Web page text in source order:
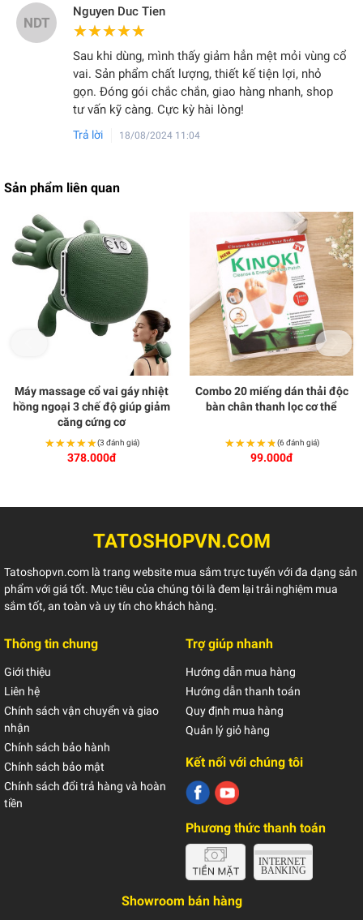
NDT
Nguyen Duc Tien
★★★★★
★★★★★
Sau khi dùng, mình thấy giảm hẳn mệt mỏi vùng cổ
vai. Sản phẩm chất lượng, thiết kế tiện lợi, nhỏ
gọn. Đóng gói chắc chắn, giao hàng nhanh, shop
tư vấn kỹ càng. Cực kỳ hài lòng!
Trả lời 18/08/2024 11:04
Sản phẩm liên quan
Máy massage cổ vai gáy nhiệt
hồng ngoại 3 chế độ giúp giảm
căng cứng cơ
★★★★★
★★★★★(3 đánh giá)
378.000đ
Combo 20 miếng dán thải độc
bàn chân thanh lọc cơ thể
★★★★★
★★★★★(6 đánh giá)
99.000đ
TATOSHOPVN.COM
Tatoshopvn.com là trang website mua sắm trực tuyến với đa dạng sản
phẩm với giá tốt. Mục tiêu của chúng tôi là đem lại trải nghiệm mua
sắm tốt, an toàn và uy tín cho khách hàng.
Thông tin chung
Giới thiệu
Liên hệ
Chính sách vận chuyển và giao
nhận
Chính sách bảo hành
Chính sách bảo mật
Chính sách đổi trả hàng và hoàn
tiền
Trợ giúp nhanh
Hướng dẫn mua hàng
Hướng dẫn thanh toán
Quy định mua hàng
Quản lý giỏ hàng
Kết nối với chúng tôi
Phương thức thanh toán
Showroom bán hàng